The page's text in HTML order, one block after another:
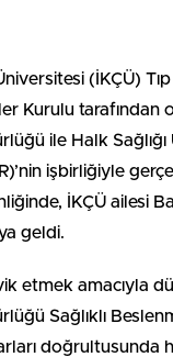
(İKÇÜ)
Kurulu tarafından
ile Halk Sağlığı
işbirliğiyle
İKÇÜ ailesi
geldi.
etmek amacıyla
Sağlıklı
doğrultusunda